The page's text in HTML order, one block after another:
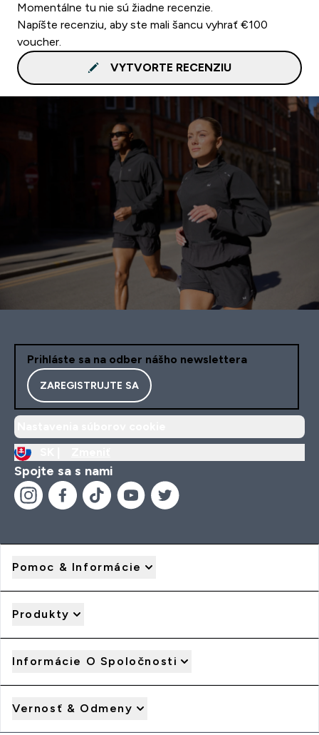
Momentálne tu nie sú žiadne recenzie.
Napíšte recenziu, aby ste mali šancu vyhrať €100
voucher.
VYTVORTE RECENZIU
Prihláste sa na odber nášho newslettera
ZAREGISTRUJTE SA
Spojte sa s nami
Pomoc & Informácie
Produkty
Informácie O Spoločnosti
Vernosť & Odmeny